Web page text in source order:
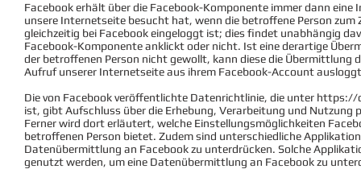
Facebook erhält über die Facebook-Komponente immer dann
unsere Internetseite besucht hat, wenn die betroffene Person
gleichzeitig bei Facebook eingeloggt ist; dies findet unabhängig
Facebook-Komponente anklickt oder nicht. Ist eine derartige
der betroffenen Person nicht gewollt, kann diese die Übermittlung
Aufruf unserer Internetseite aus ihrem Facebook-Account
Die von Facebook veröffentlichte Datenrichtlinie, die unter https://
ist, gibt Aufschluss über die Erhebung, Verarbeitung und Nutzung
Ferner wird dort erläutert, welche Einstellungsmöglichkeiten
betroffenen Person bietet. Zudem sind unterschiedliche
Datenübermittlung an Facebook zu unterdrücken. Solche
genutzt werden, um eine Datenübermittlung an Facebook zu